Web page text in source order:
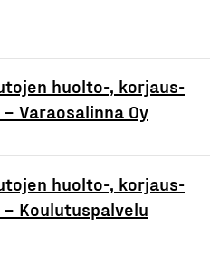
huolto-, korjaus-
Varaosalinna Oy
huolto-, korjaus-
Koulutuspalvelu